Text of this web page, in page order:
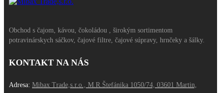
Obchod s čajom, kávou, čokoládou , širokým sortimentom
potravinárskych sáčkov, čajové filtre, čajové súpravy, hrnčeky a šálky.
KONTAKT NA NÁS
Adresa: Mibax Trade,s.r.o., M.R.Štefánika 1050/74, 03601 Martin,